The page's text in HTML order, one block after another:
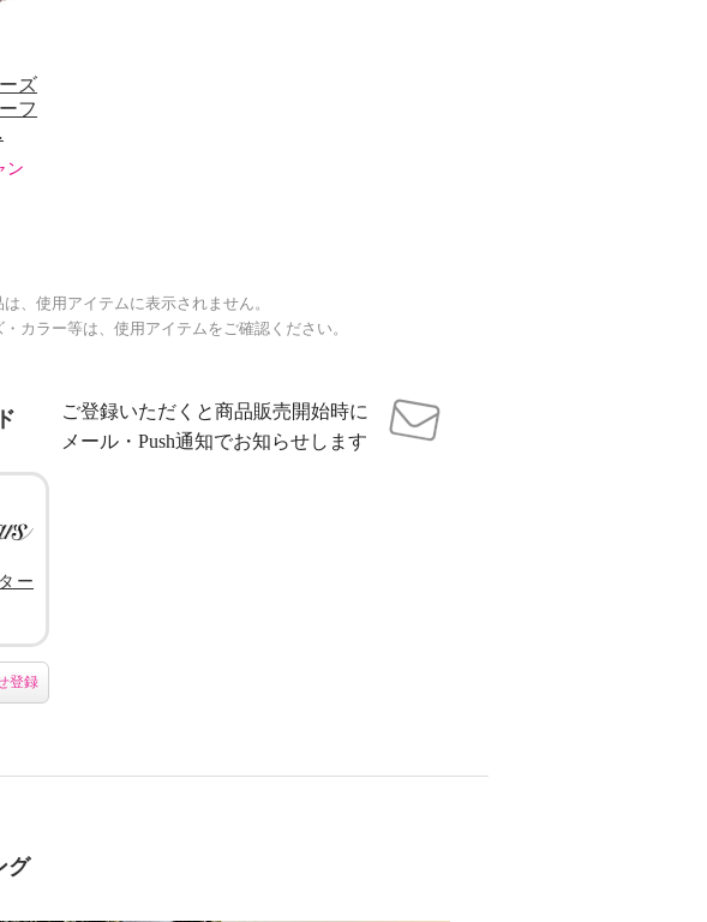
ズ
フ
ン
、使用アイテムに表示されません。
カラー等は、使用アイテムをご確認ください。
ご登録いただくと商品販売開始時に
メール・Push通知でお知らせします
ー
登録
グ